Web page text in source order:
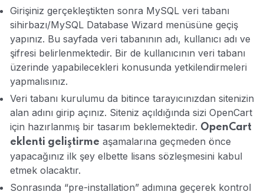
Girişiniz gerçekleştikten sonra MySQL veri tabanı
sihirbazı/MySQL Database Wizard menüsüne geçiş
yapınız. Bu sayfada veri tabanının adı, kullanıcı adı ve
şifresi belirlenmektedir. Bir de kullanıcının veri tabanı
üzerinde yapabilecekleri konusunda yetkilendirmeleri
yapmalısınız.
Veri tabanı kurulumu da bitince tarayıcınızdan sitenizin
alan adını girip açınız. Siteniz açıldığında sizi OpenCart
için hazırlanmış bir tasarım beklemektedir. OpenCart
eklenti geliştirme aşamalarına geçmeden önce
yapacağınız ilk şey elbette lisans sözleşmesini kabul
etmek olacaktır.
Sonrasında “pre-installation” adımına geçerek kontrol